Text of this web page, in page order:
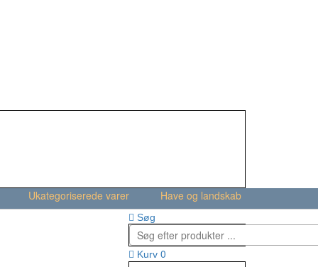
Ukategoriserede varer Have og landskab
Søg
Kurv 0